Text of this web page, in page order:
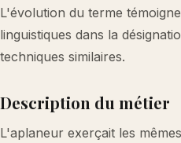
L'évolution du terme
linguistiques dans la
techniques similaires.
Description du métier
L'aplaneur exerçait les